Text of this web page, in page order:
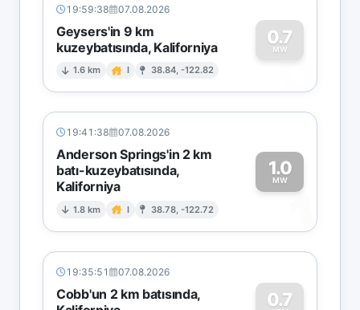
19:59:38 07.08.2026
Geysers'in 9 km
kuzeybatısında, Kaliforniya
1.6 km I 38.84, -122.82
0.7
MW
0
19:41:38 07.08.2026
Anderson Springs'in 2 km
batı-kuzeybatısında,
Kaliforniya
1.8 km I 38.78, -122.72
1.0
MW
1
19:35:51 07.08.2026
Cobb'un 2 km batısında,
0.7